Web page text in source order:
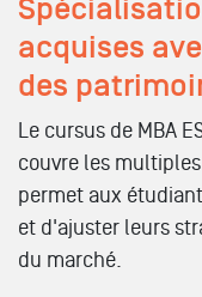
acquises
des
Le cursus de MBA
couvre les
permet aux
et d'ajuster leurs
du marché.